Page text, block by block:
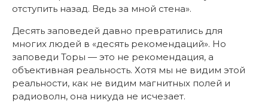
отступить назад. Ведь за мной стена».
Десять заповедей давно превратились для
многих людей в «десять рекомендаций». Но
заповеди Торы — это не рекомендация, а
объективная реальность. Хотя мы не видим этой
реальности, как не видим магнитных полей и
радиоволн, она никуда не исчезает.